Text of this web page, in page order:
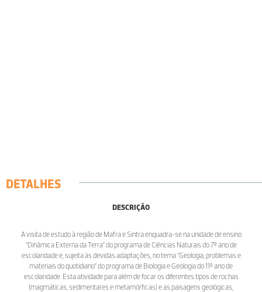
DETALHES
DESCRIÇÃO
A visita de estudo à região de Mafra e Sintra enquadra-se na unidade de ensino
“Dinâmica Externa da Terra” do programa de Ciências Naturais do 7º ano de
escolaridade e, sujeita às devidas adaptações, no tema “Geologia, problemas e
materiais do quotidiano” do programa de Biologia e Geologia do 11º ano de
escolaridade. Esta atividade para além de focar os diferentes tipos de rochas
(magmáticas, sedimentares e metamórficas) e as paisagens geológicas,